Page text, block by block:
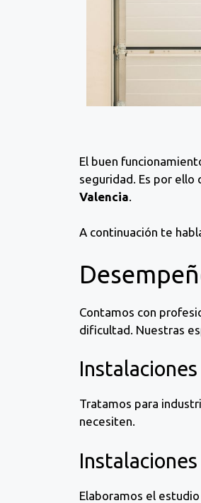
El buen
seguridad. Es por ello
Valencia
A continuación te
Contamos con
dificultad. Nuestras
Tratamos para
necesiten.
Elaboramos el